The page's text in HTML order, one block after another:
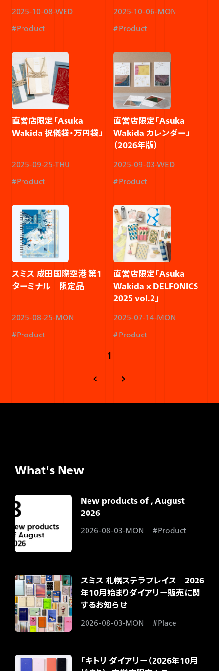
2025-10-08-WED
Product
2025-10-06-MON
Product
直営店限定「Asuka
Wakida 祝儀袋・万円袋」
2025-09-25-THU
Product
直営店限定「Asuka
Wakida カレンダー」
（2026年版）
2025-09-03-WED
Product
スミス 成田国際空港 第1
ターミナル 限定品
2025-08-25-MON
Product
直営店限定「Asuka
Wakida × DELFONICS
2025 vol.2」
2025-07-14-MON
Product
1
What's New
New products of , August
2026​
2026-08-03-MON Product
スミス 札幌ステラプレイス 2026
年10月始まりダイアリー販売に関
するお知らせ​
2026-08-03-MON Place
「キトリ ダイアリー（2026年10月